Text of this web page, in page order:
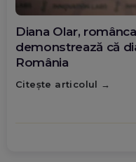
Diana Olar,
demonstrează că
România
Citește articolul